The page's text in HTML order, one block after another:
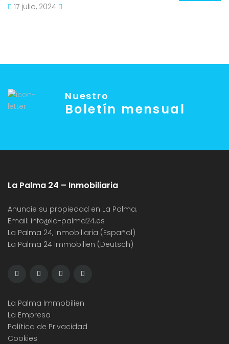
17 julio, 2024
Nuestro
Boletín mensual
La Palma 24 – Inmobiliaria
Anuncie su propiedad en La Palma.
Email: info@la-palma24.es
La Palma 24, Inmobiliaria (Español)
La Palma 24 Immobilien (Deutsch)
La Palma Immobilien
La Empresa
Política de Privacidad
Cookies